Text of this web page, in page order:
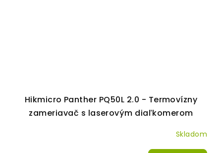
Hikmicro Panther PQ50L 2.0 - Termovízny
zameriavač s laserovým diaľkomerom
Skladom